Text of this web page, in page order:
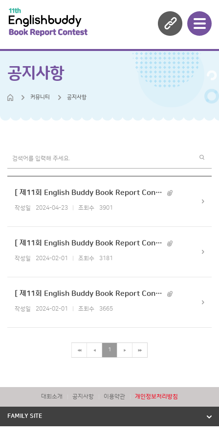
공지사항
커뮤니티 공지사항
[ 제11회 English Buddy Book Report Contest 수상자 안내 ]
작성일 2024-04-23 조회수 3901
[ 제11회 English Buddy Book Report Contest 접수 매뉴얼 ]
작성일 2024-02-01 조회수 3181
[ 제11회 English Buddy Book Report Contest SNS 이벤트 실시 ]
작성일 2024-02-01 조회수 3665
1
대회소개 공지사항 이용약관 개인정보처리방침
FAMILY SITE